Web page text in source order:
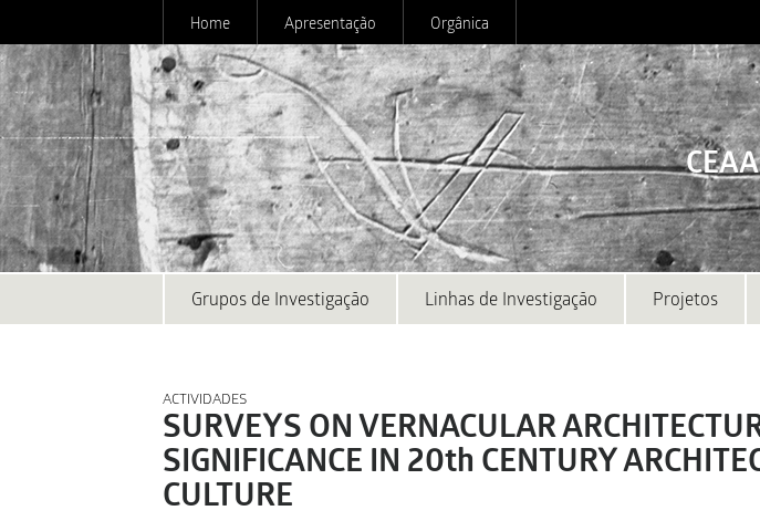
Home Apresentação Orgânica
CEAA
Grupos de Investigação Linhas de Investigação Projetos
ACTIVIDADES
SURVEYS ON VERNACULAR
SIGNIFICANCE IN 20th CENTURY
CULTURE